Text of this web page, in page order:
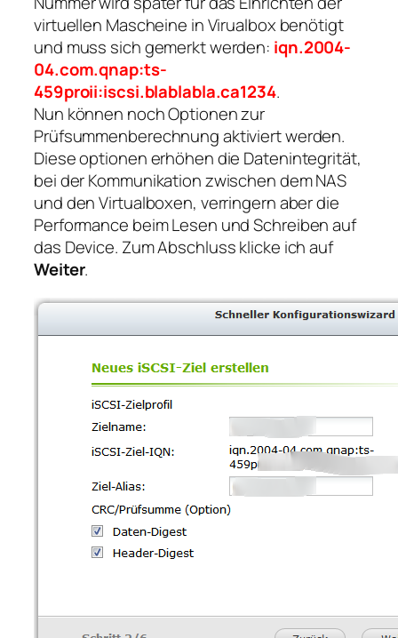
virtuellen Mascheine in Virualbox benötigt
und muss sich gemerkt werden: iqn.2004-
04.com.qnap:ts-
459proii:iscsi.blablabla.ca1234.
Nun können noch Optionen zur
Prüfsummenberechnung aktiviert werden.
Diese optionen erhöhen die Datenintegrität,
bei der Kommunikation zwischen dem NAS
und den Virtualboxen, verringern aber die
Performance beim Lesen und Schreiben auf
das Device. Zum Abschluss klicke ich auf
Weiter.